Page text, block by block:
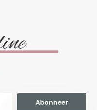
Abonneer